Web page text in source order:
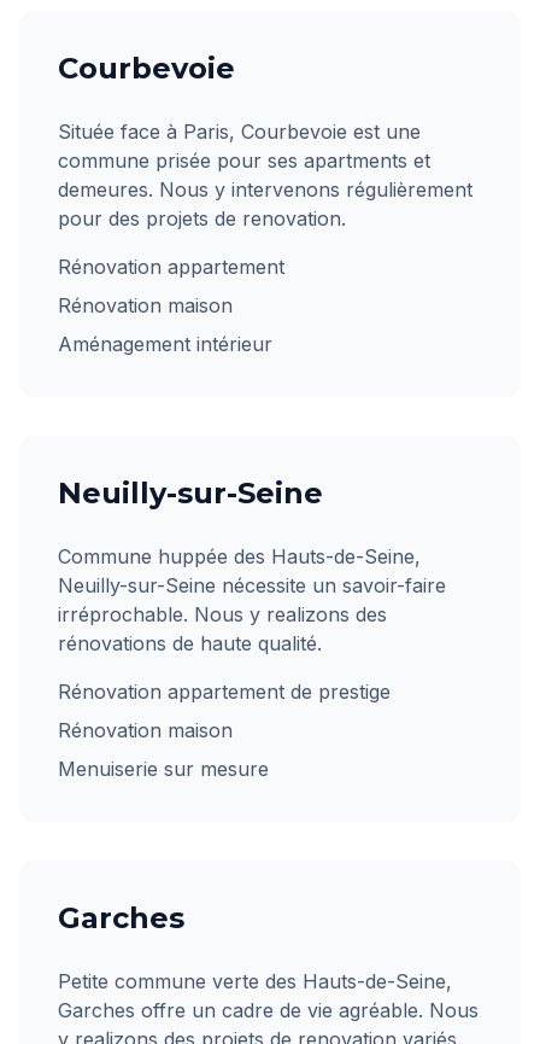
Courbevoie
Située face à Paris, Courbevoie est une
commune prisée pour ses apartments et
demeures. Nous y intervenons régulièrement
pour des projets de renovation.
Rénovation appartement
Rénovation maison
Aménagement intérieur
Neuilly-sur-Seine
Commune huppée des Hauts-de-Seine,
Neuilly-sur-Seine nécessite un savoir-faire
irréprochable. Nous y realizons des
rénovations de haute qualité.
Rénovation appartement de prestige
Rénovation maison
Menuiserie sur mesure
Garches
Petite commune verte des Hauts-de-Seine,
Garches offre un cadre de vie agréable. Nous
y realizons des projets de renovation variés.